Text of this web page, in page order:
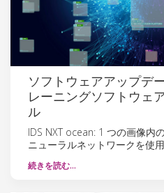
ソフトウェアアップデ
レーニングソフトウェ
ル
IDS NXT ocean: 1 つの画像内
ニューラルネットワークを使用
続きを読む…